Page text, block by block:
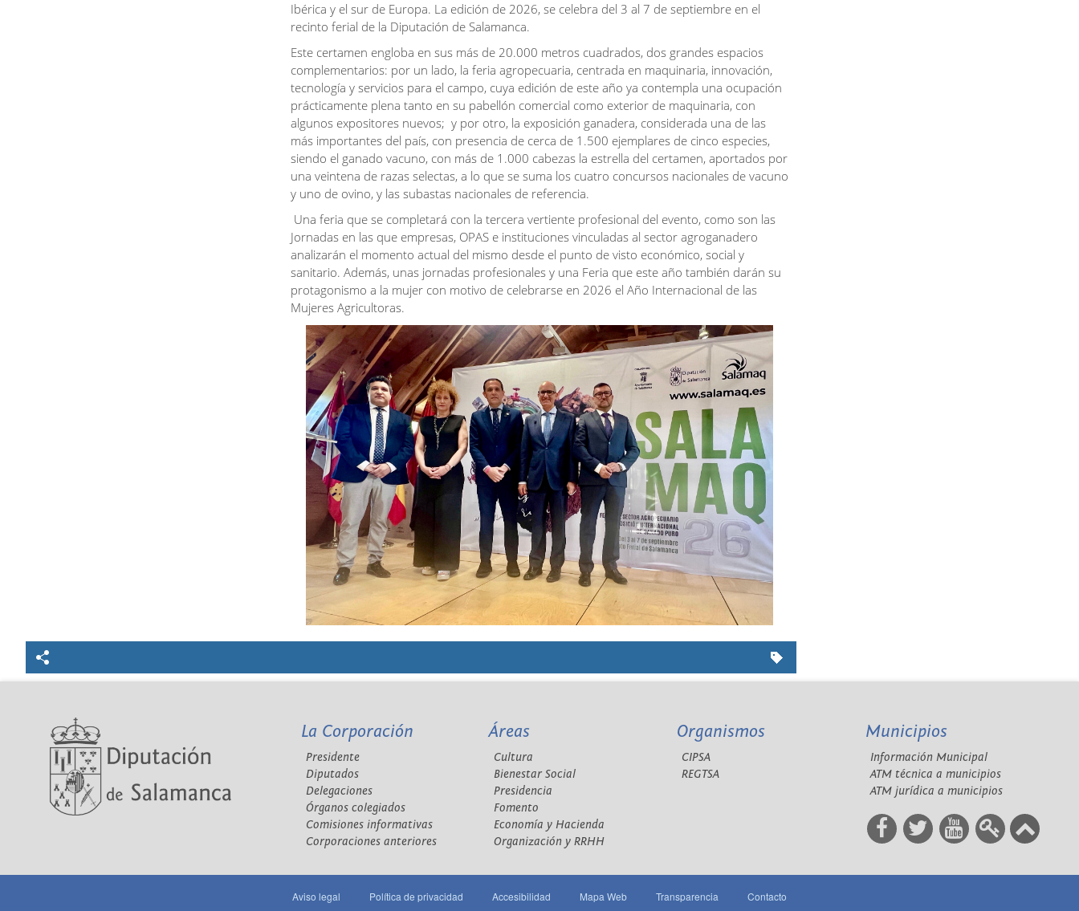
Ibérica y el sur de Europa. La edición de 2026, se celebra del 3 al 7 de septiembre en el
recinto ferial de la Diputación de Salamanca.
Este certamen engloba en sus más de 20.000 metros cuadrados, dos grandes espacios
complementarios: por un lado, la feria agropecuaria, centrada en maquinaria, innovación,
tecnología y servicios para el campo, cuya edición de este año ya contempla una ocupación
prácticamente plena tanto en su pabellón comercial como exterior de maquinaria, con
algunos expositores nuevos; y por otro, la exposición ganadera, considerada una de las
más importantes del país, con presencia de cerca de 1.500 ejemplares de cinco especies,
siendo el ganado vacuno, con más de 1.000 cabezas la estrella del certamen, aportados por
una veintena de razas selectas, a lo que se suma los cuatro concursos nacionales de vacuno
y uno de ovino, y las subastas nacionales de referencia.
Una feria que se completará con la tercera vertiente profesional del evento, como son las
Jornadas en las que empresas, OPAS e instituciones vinculadas al sector agroganadero
analizarán el momento actual del mismo desde el punto de visto económico, social y
sanitario. Además, unas jornadas profesionales y una Feria que este año también darán su
protagonismo a la mujer con motivo de celebrarse en 2026 el Año Internacional de las
Mujeres Agricultoras.
La Corporación
Presidente
Diputados
Delegaciones
Órganos colegiados
Comisiones informativas
Corporaciones anteriores
Áreas
Cultura
Bienestar Social
Presidencia
Fomento
Economía y Hacienda
Organización y RRHH
Organismos
CIPSA
REGTSA
Municipios
Información Municipal
ATM técnica a municipios
ATM jurídica a municipios
Aviso legal Política de privacidad Accesibilidad Mapa Web Transparencia Contacto